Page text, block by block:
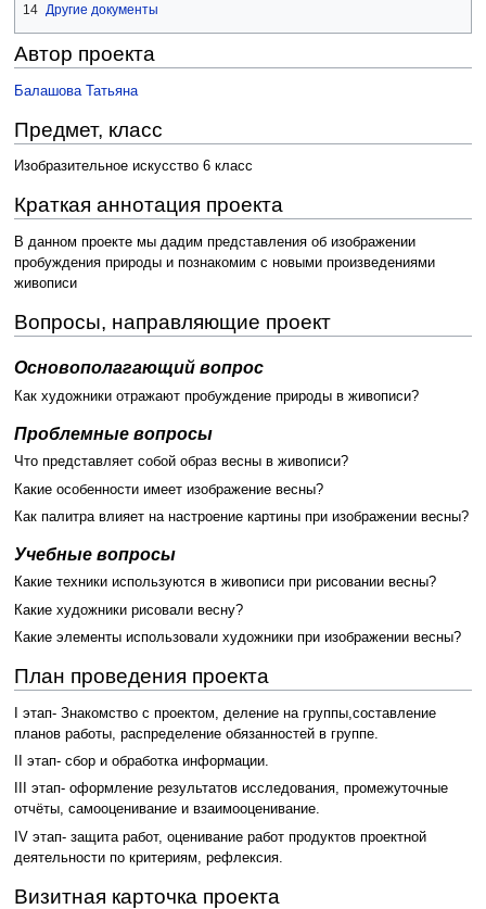
14 Другие документы
Автор проекта
Балашова Татьяна
Предмет, класс
Изобразительное искусство 6 класс
Краткая аннотация проекта
В данном проекте мы дадим представления об изображении
пробуждения природы и познакомим с новыми произведениями
живописи
Вопросы, направляющие проект
Основополагающий вопрос
Как художники отражают пробуждение природы в живописи?
Проблемные вопросы
Что представляет собой образ весны в живописи?
Какие особенности имеет изображение весны?
Как палитра влияет на настроение картины при изображении весны?
Учебные вопросы
Какие техники используются в живописи при рисовании весны?
Какие художники рисовали весну?
Какие элементы использовали художники при изображении весны?
План проведения проекта
I этап- Знакомство с проектом, деление на группы,составление
планов работы, распределение обязанностей в группе.
II этап- сбор и обработка информации.
III этап- оформление результатов исследования, промежуточные
отчёты, самооценивание и взаимооценивание.
IV этап- защита работ, оценивание работ продуктов проектной
деятельности по критериям, рефлексия.
Визитная карточка проекта